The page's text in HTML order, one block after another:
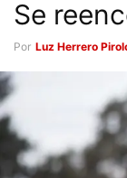
Se
Por Luz Herrero